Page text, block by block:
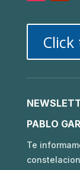
Click
PABLO
Te